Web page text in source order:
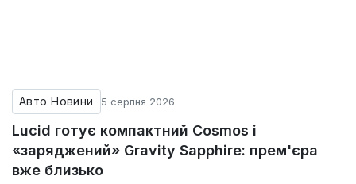
Авто Новини 5 серпня 2026
Lucid готує компактний Cosmos і
«заряджений» Gravity Sapphire: прем'єра
вже близько